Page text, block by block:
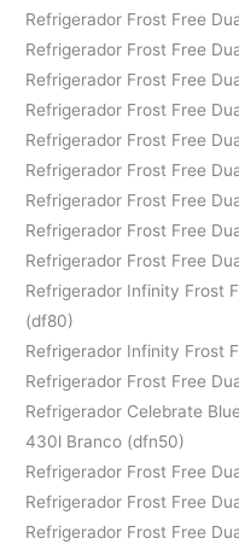
Refrigerador Frost Free
Refrigerador Frost Free
Refrigerador Frost Free
Refrigerador Frost Free
Refrigerador Frost Free
Refrigerador Frost Free
Refrigerador Frost Free
Refrigerador Frost Free
Refrigerador Frost Free
Refrigerador Infinity Frost
(df80)
Refrigerador Infinity Frost
Refrigerador Frost Free
Refrigerador Celebrate
430l Branco (dfn50)
Refrigerador Frost Free
Refrigerador Frost Free
Refrigerador Frost Free